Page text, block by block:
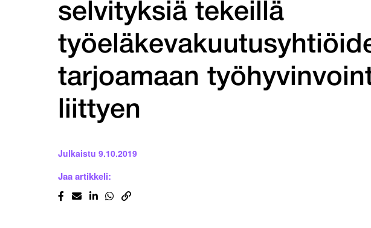
selvityksiä tekeillä
tarjoamaan
liittyen
Julkaistu 9.10.2019
Jaa artikkeli: